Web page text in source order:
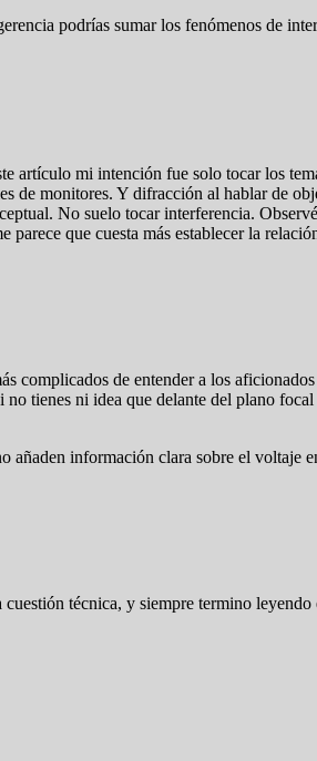
podrías sumar los fenómenos de
artículo mi intención fue solo tocar los
de monitores. Y difracción al hablar de
No suelo tocar interferencia.
que cuesta más establecer la
complicados de entender a los
no tienes ni idea que delante del plano
información clara sobre el voltaje
técnica, y siempre termino